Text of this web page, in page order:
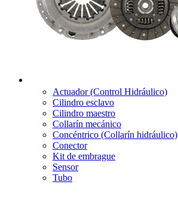
Actuador (Control Hidráulico)
Cilindro esclavo
Cilindro maestro
Collarín mecánico
Concéntrico (Collarín hidráulico)
Conector
Kit de embrague
Sensor
Tubo